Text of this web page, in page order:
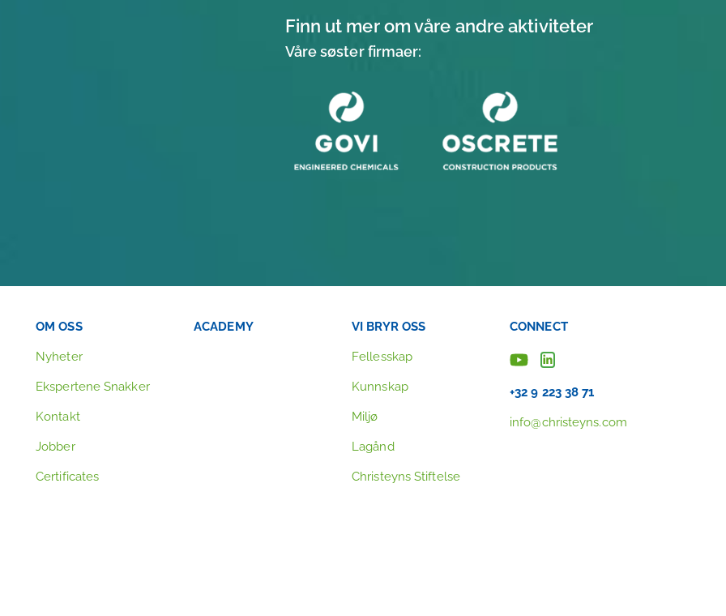
Finn ut mer om våre andre aktiviteter
Våre søster firmaer:
OM OSS
Nyheter
Ekspertene Snakker
Kontakt
Jobber
Certificates
ACADEMY VI BRYR OSS
Fellesskap
Kunnskap
Miljø
Lagånd
Christeyns Stiftelse
CONNECT
+32 9 223 38 71
info@christeyns.com